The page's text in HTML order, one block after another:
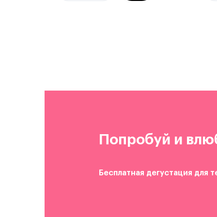
Попробуй и
Бесплатная дегустация для